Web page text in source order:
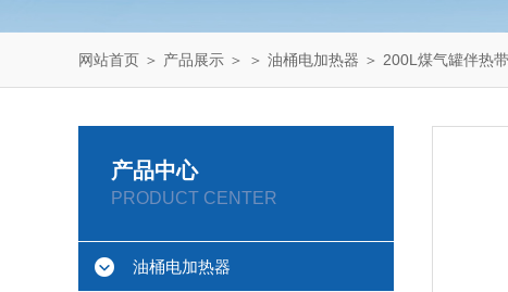
网站首页 ＞ 产品展示 ＞ ＞ 油桶电加热器 ＞ 200L煤气罐伴热
产品中心
PRODUCT CENTER
油桶电加热器